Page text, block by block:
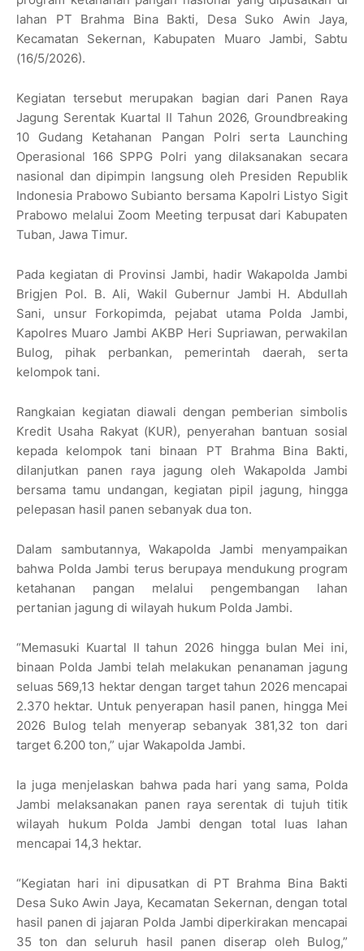
lahan PT Brahma Bina Bakti, Desa Suko Awin Jaya,
Kecamatan Sekernan, Kabupaten Muaro Jambi, Sabtu
(16/5/2026).
Kegiatan tersebut merupakan bagian dari Panen Raya
Jagung Serentak Kuartal II Tahun 2026, Groundbreaking
10 Gudang Ketahanan Pangan Polri serta Launching
Operasional 166 SPPG Polri yang dilaksanakan secara
nasional dan dipimpin langsung oleh Presiden Republik
Indonesia Prabowo Subianto bersama Kapolri Listyo Sigit
Prabowo melalui Zoom Meeting terpusat dari Kabupaten
Tuban, Jawa Timur.
Pada kegiatan di Provinsi Jambi, hadir Wakapolda Jambi
Brigjen Pol. B. Ali, Wakil Gubernur Jambi H. Abdullah
Sani, unsur Forkopimda, pejabat utama Polda Jambi,
Kapolres Muaro Jambi AKBP Heri Supriawan, perwakilan
Bulog, pihak perbankan, pemerintah daerah, serta
kelompok tani.
Rangkaian kegiatan diawali dengan pemberian simbolis
Kredit Usaha Rakyat (KUR), penyerahan bantuan sosial
kepada kelompok tani binaan PT Brahma Bina Bakti,
dilanjutkan panen raya jagung oleh Wakapolda Jambi
bersama tamu undangan, kegiatan pipil jagung, hingga
pelepasan hasil panen sebanyak dua ton.
Dalam sambutannya, Wakapolda Jambi menyampaikan
bahwa Polda Jambi terus berupaya mendukung program
ketahanan pangan melalui pengembangan lahan
pertanian jagung di wilayah hukum Polda Jambi.
“Memasuki Kuartal II tahun 2026 hingga bulan Mei ini,
binaan Polda Jambi telah melakukan penanaman jagung
seluas 569,13 hektar dengan target tahun 2026 mencapai
2.370 hektar. Untuk penyerapan hasil panen, hingga Mei
2026 Bulog telah menyerap sebanyak 381,32 ton dari
target 6.200 ton,” ujar Wakapolda Jambi.
Ia juga menjelaskan bahwa pada hari yang sama, Polda
Jambi melaksanakan panen raya serentak di tujuh titik
wilayah hukum Polda Jambi dengan total luas lahan
mencapai 14,3 hektar.
“Kegiatan hari ini dipusatkan di PT Brahma Bina Bakti
Desa Suko Awin Jaya, Kecamatan Sekernan, dengan total
hasil panen di jajaran Polda Jambi diperkirakan mencapai
35 ton dan seluruh hasil panen diserap oleh Bulog,”